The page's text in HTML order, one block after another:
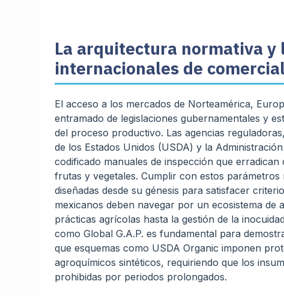
La arquitectura normativa y
internacionales de
El acceso a los mercados de Norteamérica,
entramado de legislaciones gubernamentales y
del proceso productivo. Las agencias
de los Estados Unidos (USDA) y la
codificado manuales de inspección que
frutas y vegetales. Cumplir con estos
diseñadas desde su génesis para satisfacer
mexicanos deben navegar por un ecosistema de
prácticas agrícolas hasta la gestión de la
como Global G.A.P. es fundamental para
que esquemas como USDA Organic imponen
agroquímicos sintéticos, requiriendo que los
prohibidas por periodos prolongados.